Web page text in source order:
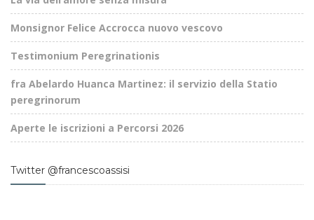
Monsignor Felice Accrocca nuovo vescovo
Testimonium Peregrinationis
fra Abelardo Huanca Martinez: il servizio della Statio
peregrinorum
Aperte le iscrizioni a Percorsi 2026
Twitter @francescoassisi